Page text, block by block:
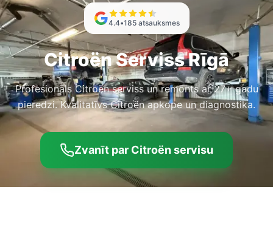
4.4•185 atsauksmes
Citroën Serviss Rīgā
Profesionāls Citroën serviss un remonts ar 27+ gadu
pieredzi. Kvalitatīvs Citroën apkope un diagnostika.
Zvanīt par Citroën servisu